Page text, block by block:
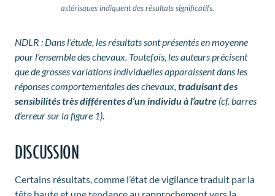
astérisques indiquent des résultats significatifs.
NDLR : Dans l’étude, les résultats sont présentés en moyenne
pour l’ensemble des chevaux. Toutefois, les auteurs précisent
que de grosses variations individuelles apparaissent dans les
réponses comportementales des chevaux,traduisant des
sensibilités très différentes d’un individu à l’autre (cf. barres
d’erreur sur la figure 1).
DISCUSSION
Certains résultats, comme l’état de vigilance traduit par la